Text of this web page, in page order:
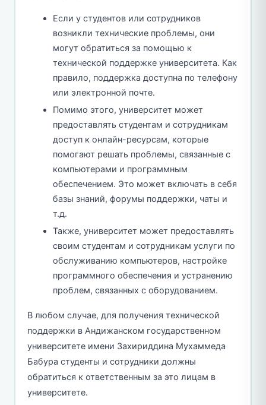
Если у студентов или сотрудников
возникли технические проблемы, они
могут обратиться за помощью к
технической поддержке университета. Как
правило, поддержка доступна по телефону
или электронной почте.
Помимо этого, университет может
предоставлять студентам и сотрудникам
доступ к онлайн-ресурсам, которые
помогают решать проблемы, связанные с
компьютерами и программным
обеспечением. Это может включать в себя
базы знаний, форумы поддержки, чаты и
т.д.
Также, университет может предоставлять
своим студентам и сотрудникам услуги по
обслуживанию компьютеров, настройке
программного обеспечения и устранению
проблем, связанных с оборудованием.
В любом случае, для получения технической
поддержки в Андижанском государственном
университете имени Захириддина Мухаммеда
Бабура студенты и сотрудники должны
обратиться к ответственным за это лицам в
университете.